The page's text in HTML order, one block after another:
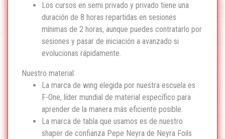
Los cursos en semi privado y privado tiene una
duración de 8 horas repartidas en sesiones
mínimas de 2 horas, aunque puedes contratarlo por
sesiones y pasar de iniciación a avanzado si
evolucionas rápidamente.
Nuestro material:
La marca de wing elegida por nuestra escuela es
F-One, líder mundial de material específico para
aprender de la manera más eficiente posible.
La marca de tabla que usamos es de nuestro
shaper de confianza Pepe Neyra de Neyra Foils